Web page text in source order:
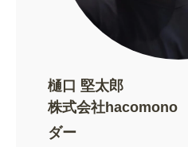
樋口 堅太郎
株式会社
ダー